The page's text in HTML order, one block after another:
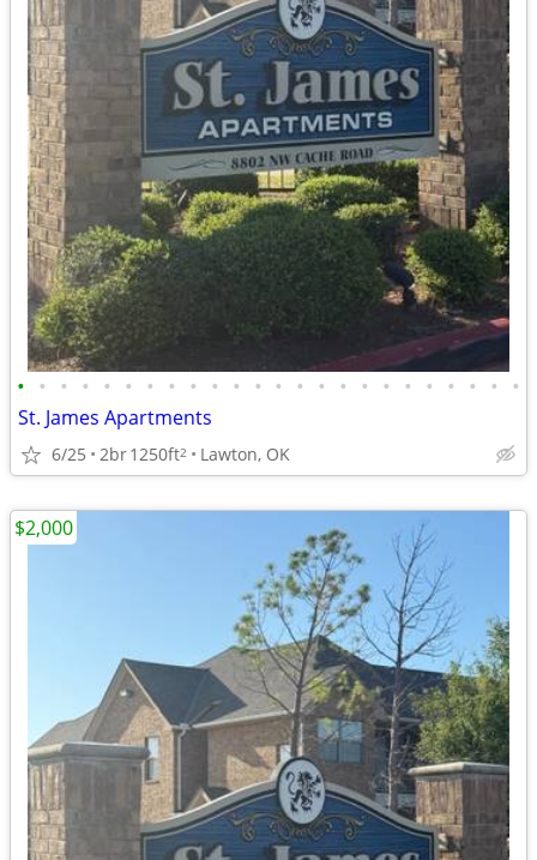
• • • • • • • • • • • • • • • • • • • • • • • •
St. James Apartments
6/25 2br1250ft2 Lawton, OK
$2,000